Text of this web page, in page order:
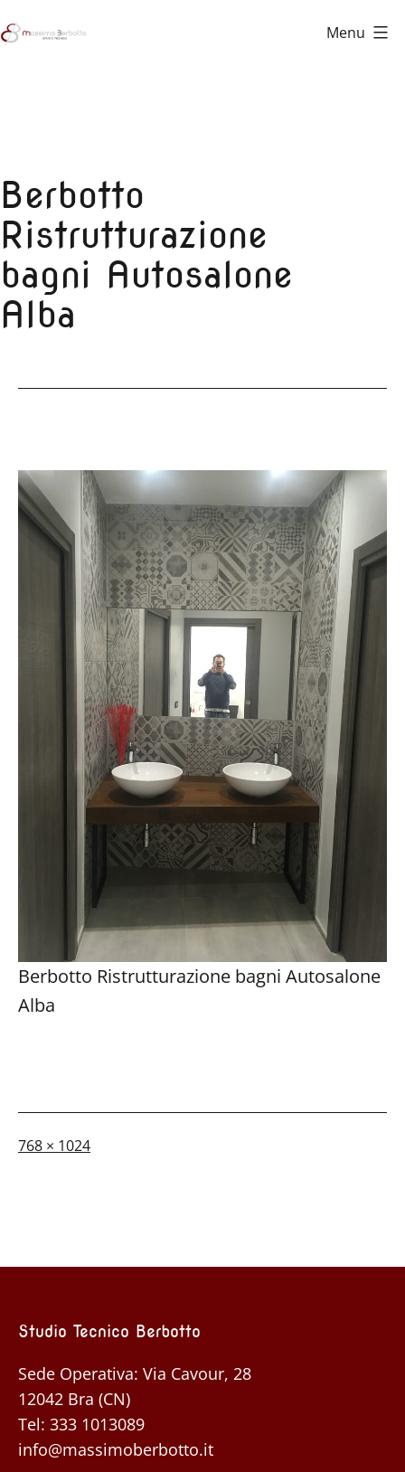
al
Menu
Berbotto
Ristrutturazione
bagni Autosalone
Alba
Berbotto Ristrutturazione bagni Autosalone
Alba
A
768 × 1024
Studio Tecnico Berbotto
Sede Operativa: Via Cavour, 28
12042 Bra (CN)
Tel: 333 1013089
info@massimoberbotto.it